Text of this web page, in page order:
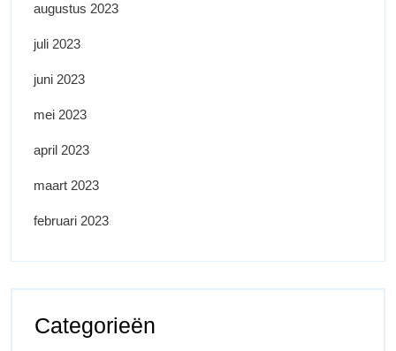
augustus 2023
juli 2023
juni 2023
mei 2023
april 2023
maart 2023
februari 2023
Categorieën